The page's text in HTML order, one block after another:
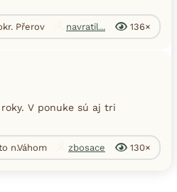
Přerov navratil... 136×
V ponuke sú aj tri
n.Váhom zbosace 130×